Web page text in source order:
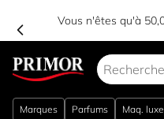
Vous n'êtes qu'à
Marques Parfums Maq. luxe